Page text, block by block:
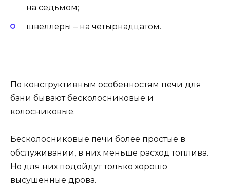
на седьмом;
швеллеры – на четырнадцатом.
По конструктивным особенностям печи для
бани бывают бесколосниковые и
колосниковые.
Бесколосниковые печи более простые в
обслуживании, в них меньше расход топлива.
Но для них подойдут только хорошо
высушенные дрова.